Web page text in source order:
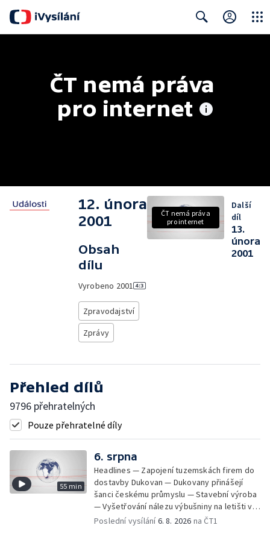
ČT nemá práva
pro internet
12. února
2001
Obsah
dílu
Vyrobeno 2001
Zpravodajství
Zprávy
ČT nemá práva
pro internet
Další
díl
13.
února
2001
Přehled dílů
9796 přehratelných
Pouze přehratelné díly
55 min
6. srpna
Headlines — Zapojení tuzemskách firem do
dostavby Dukovan — Dukovany přinášejí
šanci českému průmyslu — Stavební výroba
— Vyšetřování nálezu výbušniny na letišti v
Lipsku — Bourání torza vyhořelé budovy ve
Poslední vysílání6. 8. 2026 na ČT1